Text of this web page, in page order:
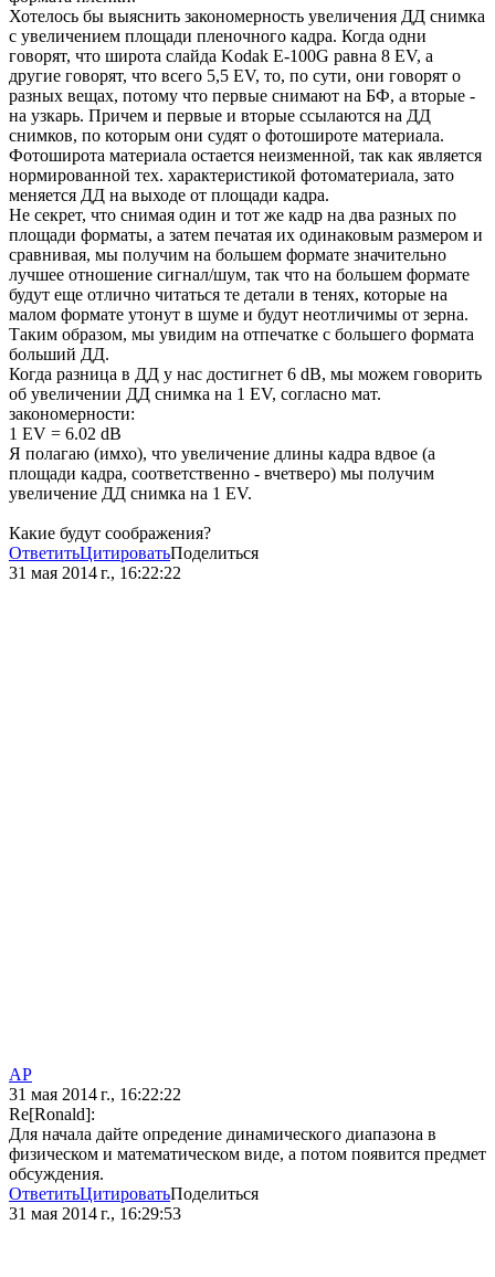
Хотелось бы выяснить закономерность увеличения ДД снимка
с увеличением площади пленочного кадра. Когда одни
говорят, что широта слайда Kodak E-100G равна 8 EV, а
другие говорят, что всего 5,5 EV, то, по сути, они говорят о
разных вещах, потому что первые снимают на БФ, а вторые -
на узкарь. Причем и первые и вторые ссылаются на ДД
снимков, по которым они судят о фотошироте материала.
Фотоширота материала остается неизменной, так как является
нормированной тех. характеристикой фотоматериала, зато
меняется ДД на выходе от площади кадра.
Не секрет, что снимая один и тот же кадр на два разных по
площади форматы, а затем печатая их одинаковым размером и
сравнивая, мы получим на большем формате значительно
лучшее отношение сигнал/шум, так что на большем формате
будут еще отлично читаться те детали в тенях, которые на
малом формате утонут в шуме и будут неотличимы от зерна.
Таким образом, мы увидим на отпечатке с большего формата
больший ДД.
Когда разница в ДД у нас достигнет 6 dB, мы можем говорить
об увеличении ДД снимка на 1 EV, согласно мат.
закономерности:
1 EV = 6.02 dB
Я полагаю (имхо), что увеличение длины кадра вдвое (а
площади кадра, соответственно - вчетверо) мы получим
увеличение ДД снимка на 1 EV.
Какие будут соображения?
ОтветитьЦитироватьПоделиться
31 мая 2014 г., 16:22:22
AP
31 мая 2014 г., 16:22:22
Re[Ronald]:
Для начала дайте опредение динамического диапазона в
физическом и математическом виде, а потом появится предмет
обсуждения.
ОтветитьЦитироватьПоделиться
31 мая 2014 г., 16:29:53